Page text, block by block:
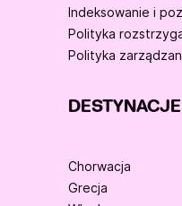
Indeksowanie i
Polityka
Polityka
DESTYNACJE
Chorwacja
Grecja